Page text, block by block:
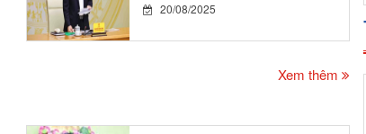
20/08/2025
Xem thêm